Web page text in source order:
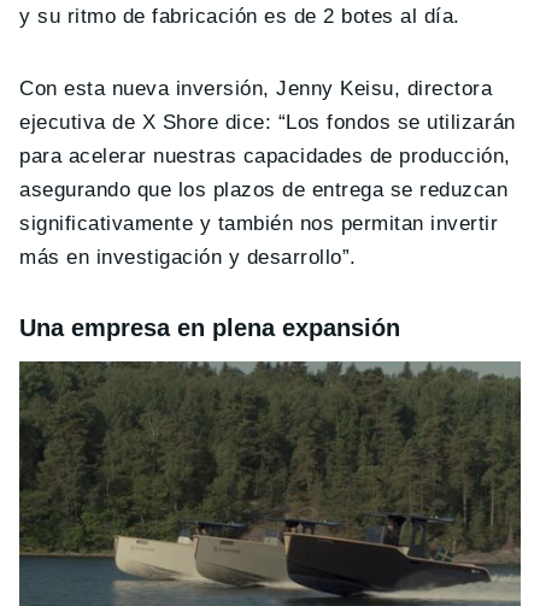
y su ritmo de fabricación es de 2 botes al día.
Con esta nueva inversión, Jenny Keisu, directora
ejecutiva de X Shore dice: “Los fondos se utilizarán
para acelerar nuestras capacidades de producción,
asegurando que los plazos de entrega se reduzcan
significativamente y también nos permitan invertir
más en investigación y desarrollo”.
Una empresa en plena expansión